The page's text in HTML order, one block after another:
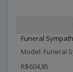
Funeral
Model: Funeral
R$604,85